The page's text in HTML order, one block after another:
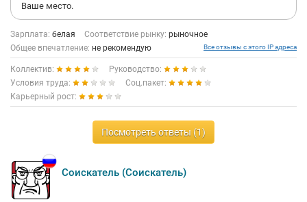
Ваше место.
Зарплата: белая Соответствие рынку: рыночное
Общее впечатление: не рекомендую Все отзывы с этого IP адреса
Коллектив:
Руководство:
Условия труда:
Соц.пакет:
Карьерный рост:
Посмотреть ответы (1)
Соискатель (Соискатель)